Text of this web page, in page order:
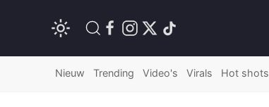
Nieuw Trending Video's Virals Hot shots